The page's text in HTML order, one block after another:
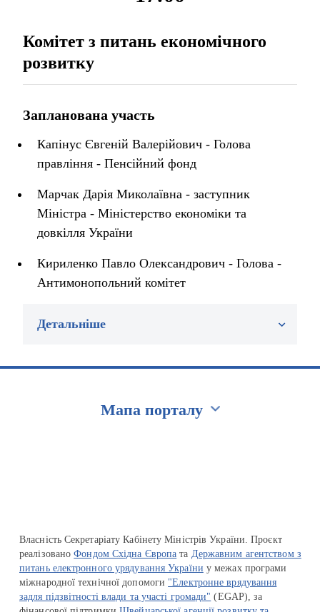
Комітет з питань економічного
розвитку
Запланована участь
Капінус Євгеній Валерійович - Голова
правління - Пенсійний фонд
Марчак Дарія Миколаївна - заступник
Міністра - Міністерство економіки та
довкілля України
Кириленко Павло Олександрович - Голова -
Антимонопольний комітет
Детальніше
Мапа порталу
Власність Секретаріату Кабінету Міністрів України. Проєкт
реалізованоФондом Східна Європа та Державним агентством з
питань електронного урядування України у межах програми
міжнародної технічної допомоги "Електронне врядування
задля підзвітності влади та участі громади" (EGAP), за